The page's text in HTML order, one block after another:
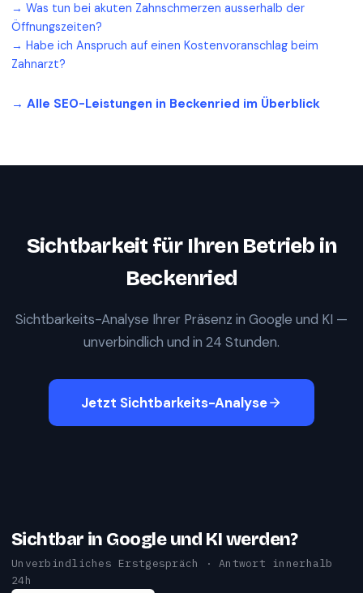
→ Was tun bei akuten Zahnschmerzen ausserhalb der
Öffnungszeiten?
→ Habe ich Anspruch auf einen Kostenvoranschlag beim
Zahnarzt?
→ Alle SEO-Leistungen in Beckenried im Überblick
Sichtbarkeit für Ihren Betrieb in
Beckenried
Sichtbarkeits-Analyse Ihrer Präsenz in Google und KI —
unverbindlich und in 24 Stunden.
Jetzt Sichtbarkeits-Analyse
Sichtbar in Google und KI werden?
Unverbindliches Erstgespräch · Antwort innerhalb
24h